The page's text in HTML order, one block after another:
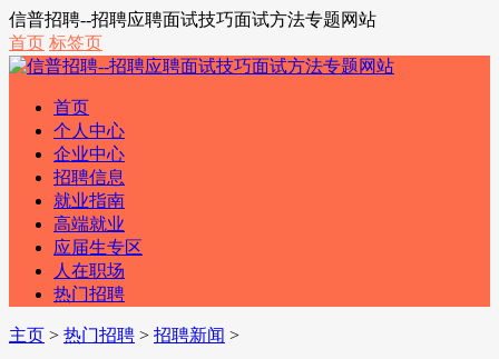
信普招聘--招聘应聘面试技巧面试方法专题网站
首页 标签页
首页
个人中心
企业中心
招聘信息
就业指南
高端就业
应届生专区
人在职场
热门招聘
主页 > 热门招聘 > 招聘新闻 >